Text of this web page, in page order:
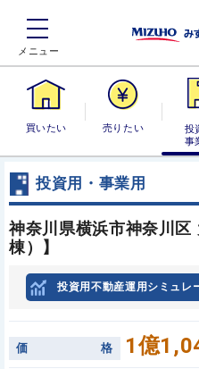
買いたい 売りたい
投資
投資用・事業用
神奈川県横浜市神奈川
棟）】
投資用不動産運用シミュレ
価 格 1億